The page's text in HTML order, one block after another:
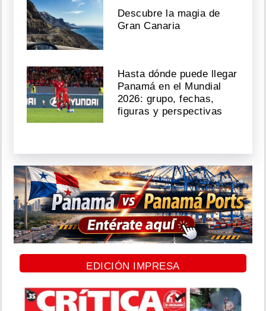
Descubre la magia de
Gran Canaria
Hasta dónde puede llegar
Panamá en el Mundial
2026: grupo, fechas,
figuras y perspectivas
EDICIÓN IMPRESA